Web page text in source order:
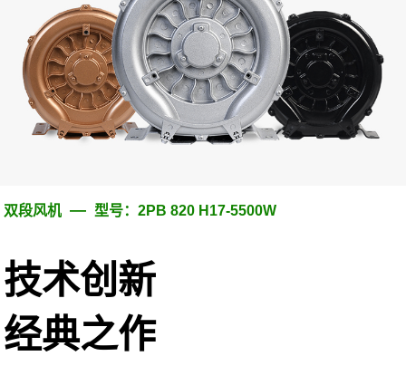
双段风机 — 型号：2PB 820 H17-5500W
技术创新
经典之作